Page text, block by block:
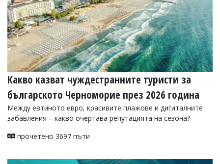
УКРАЙНА
СПОРТ
РАЗСЛЕДВАНЕ
БИЗНЕС
ЮГ
Управители:
Веселин
Василев,
email:
Катя
Касабова,
Какво казват чуждестранните туристи за
българското Черноморие през 2026 година
Между евтиното евро, красивите плажове и дигиталните
забавления – какво очертава репутацията на сезона?
прочетено 3697 пъти